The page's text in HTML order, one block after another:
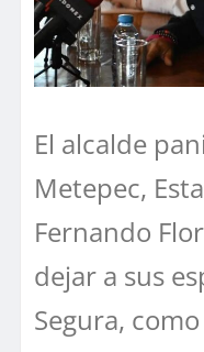
El alcalde
Metepec,
Fernando
dejar a sus
Segura,